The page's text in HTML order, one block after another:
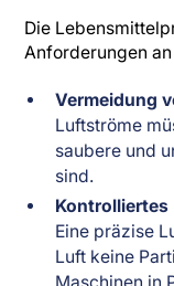
Die
Anforderungen
Vermeidung
Luftströme
saubere und
sind.
Eine präzise
Luft keine